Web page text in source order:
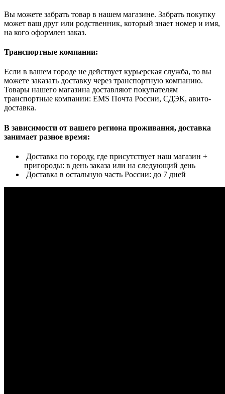
Вы можете забрать товар в нашем магазине. Забрать покупку
может ваш друг или родственник, который знает номер и имя,
на кого оформлен заказ.
Транспортные компании:
Если в вашем городе не действует курьерская служба, то вы
можете заказать доставку через транспортную компанию.
Товары нашего магазина доставляют покупателям
транспортные компании: EMS Почта России, СДЭК, авито-
доставка.
В зависимости от вашего региона проживания, доставка
занимает разное время:
Доставка по городу, где присутствует наш магазин +
пригороды: в день заказа или на следующий день
Доставка в остальную часть России: до 7 дней